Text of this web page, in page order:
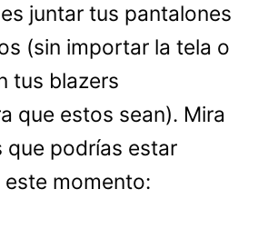
juntar tus pantalones
(sin importar la tela o
tus blazers
que estos sean). Mira
que podrías estar
momento: